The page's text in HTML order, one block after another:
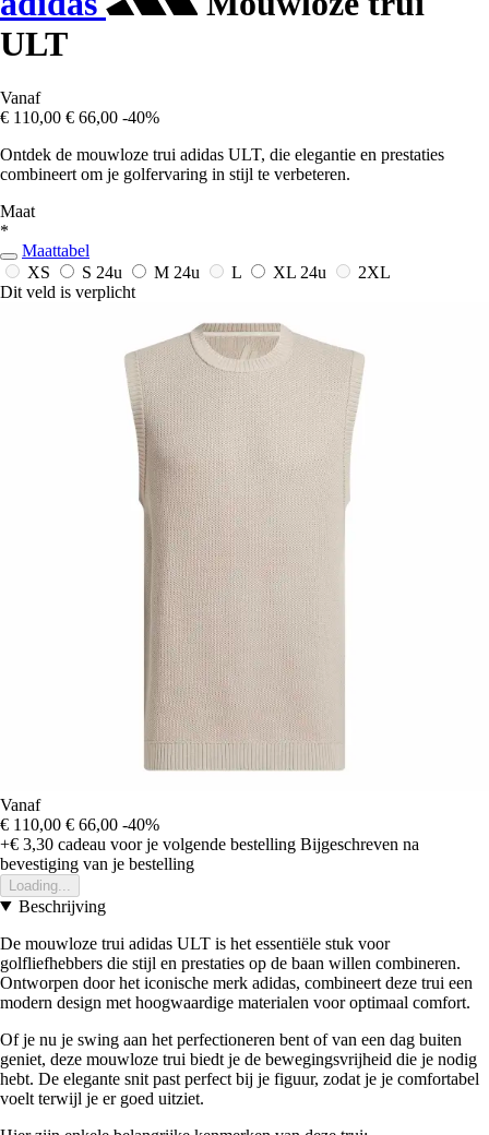
ULT
Vanaf
€ 110,00 € 66,00 -40%
Ontdek de mouwloze trui adidas ULT, die elegantie en prestaties
combineert om je golfervaring in stijl te verbeteren.
Maat
*
Maattabel
XS
S 24u M 24u L XL 24u
2XL
Dit veld is verplicht
Vanaf
€ 110,00 € 66,00 -40%
+€ 3,30 cadeau voor je volgende bestelling Bijgeschreven na
bevestiging van je bestelling
Loading...
Beschrijving
De mouwloze trui adidas ULT is het essentiële stuk voor
golfliefhebbers die stijl en prestaties op de baan willen combineren.
Ontworpen door het iconische merk adidas, combineert deze trui een
modern design met hoogwaardige materialen voor optimaal comfort.
Of je nu je swing aan het perfectioneren bent of van een dag buiten
geniet, deze mouwloze trui biedt je de bewegingsvrijheid die je nodig
hebt. De elegante snit past perfect bij je figuur, zodat je je comfortabel
voelt terwijl je er goed uitziet.